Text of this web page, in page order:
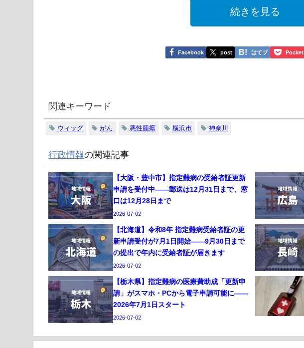
続きを見る
Facebook post はてブ Pocket
関連キーワード
ウィッグ がん 悪性腫瘍 横浜市 神奈川
行政情報の関連記事
【大阪・豊中市】指定難病の受給者証更新
申請を受付中——郵送は12月31日まで、窓
口は12月28日まで
2026-07-02
【北海道】令和8年 指定難病受給者証の更
新申請受付が7月1日開始——9月30日まで
の提出で年内に受給者証が届きます
2026-07-02
【栃木県】指定難病の医療費助成「更新申
請」がスマホ・PCから電子申請可能に——
2026年7月1日スタート
2026-07-02